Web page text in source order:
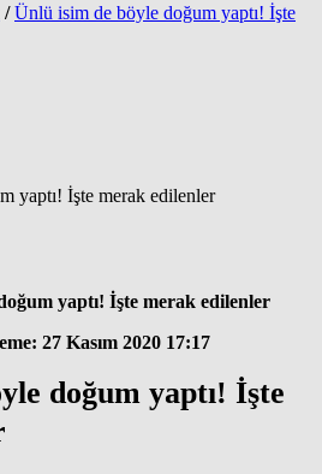
/ Ünlü isim de böyle doğum yaptı! İşte
yaptı! İşte merak edilenler
27 Kasım 2020 17:17
doğum yaptı! İşte